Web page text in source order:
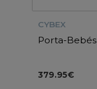
CYBEX
Porta-
379.95€